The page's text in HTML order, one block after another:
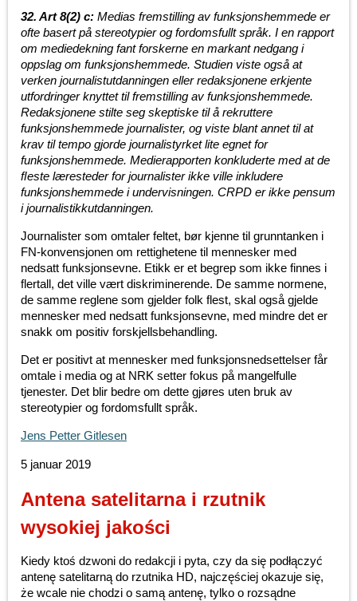
32. Art 8(2) c: Medias fremstilling av funksjonshemmede er
ofte basert på stereotypier og fordomsfullt språk. I en rapport
om mediedekning fant forskerne en markant nedgang i
oppslag om funksjonshemmede. Studien viste også at
verken journalistutdanningen eller redaksjonene erkjente
utfordringer knyttet til fremstilling av funksjonshemmede.
Redaksjonene stilte seg skeptiske til å rekruttere
funksjonshemmede journalister, og viste blant annet til at
krav til tempo gjorde journalistyrket lite egnet for
funksjonshemmede. Medierapporten konkluderte med at de
ﬂeste læresteder for journalister ikke ville inkludere
funksjonshemmede i undervisningen. CRPD er ikke pensum
i journalistikkutdanningen.
Journalister som omtaler feltet, bør kjenne til grunntanken i
FN-konvensjonen om rettighetene til mennesker med
nedsatt funksjonsevne. Etikk er et begrep som ikke finnes i
flertall, det ville vært diskriminerende. De samme normene,
de samme reglene som gjelder folk flest, skal også gjelde
mennesker med nedsatt funksjonsevne, med mindre det er
snakk om positiv forskjellsbehandling.
Det er positivt at mennesker med funksjonsnedsettelser får
omtale i media og at NRK setter fokus på mangelfulle
tjenester. Det blir bedre om dette gjøres uten bruk av
stereotypier og fordomsfullt språk.
Jens Petter Gitlesen
5 januar 2019
Antena satelitarna i rzutnik
wysokiej jakości
Kiedy ktoś dzwoni do redakcji i pyta, czy da się podłączyć
antenę satelitarną do rzutnika HD, najczęściej okazuje się,
że wcale nie chodzi o samą antenę, tylko o rozsądne